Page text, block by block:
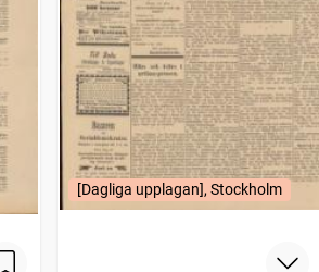
[Dagliga upplagan], Stockholm